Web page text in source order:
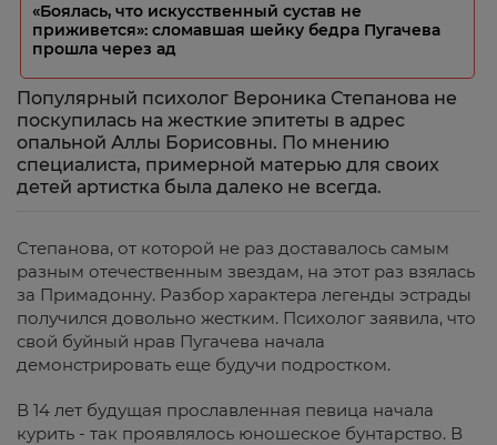
«Боялась, что искусственный сустав не
приживется»: сломавшая шейку бедра Пугачева
прошла через ад
Популярный психолог Вероника Степанова не
поскупилась на жесткие эпитеты в адрес
опальной Аллы Борисовны. По мнению
специалиста, примерной матерью для своих
детей артистка была далеко не всегда.
Степанова, от которой не раз доставалось самым
разным отечественным звездам, на этот раз взялась
за Примадонну. Разбор характера легенды эстрады
получился довольно жестким. Психолог заявила, что
свой буйный нрав Пугачева начала
демонстрировать еще будучи подростком.
В 14 лет будущая прославленная певица начала
курить - так проявлялось юношеское бунтарство. В